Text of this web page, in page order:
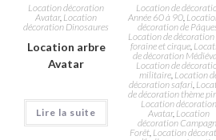
Location décoration
Avatar, Location
décoration Dinosaures
Location arbre
Avatar
Lire la suite
Location de
Année 60 à 90,
décoration de
Location de décoration
foraine et cirque
de décoration
Location de
militaire Location
décoration safari,
de décoration thème
Location décoration
Avatar, Location
décoration
Forêt, Location